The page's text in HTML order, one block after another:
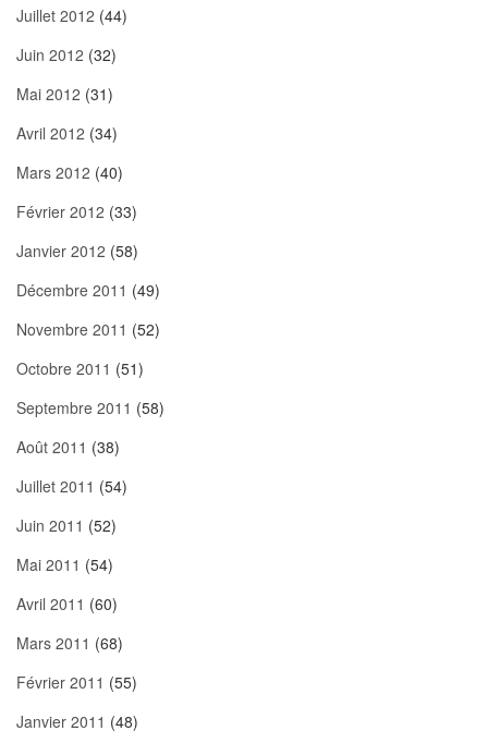
Juillet 2012 (44)
Juin 2012 (32)
Mai 2012 (31)
Avril 2012 (34)
Mars 2012 (40)
Février 2012 (33)
Janvier 2012 (58)
Décembre 2011 (49)
Novembre 2011 (52)
Octobre 2011 (51)
Septembre 2011 (58)
Août 2011 (38)
Juillet 2011 (54)
Juin 2011 (52)
Mai 2011 (54)
Avril 2011 (60)
Mars 2011 (68)
Février 2011 (55)
Janvier 2011 (48)